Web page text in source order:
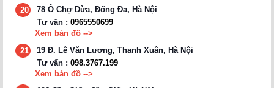
20
78 Ô Chợ Dừa, Đống Đa, Hà Nội
Tư vấn : 0965550699
Xem bản đồ -->
21
19 Đ. Lê Văn Lương, Thanh Xuân, Hà Nội
Tư vấn : 098.3767.199
Xem bản đồ -->